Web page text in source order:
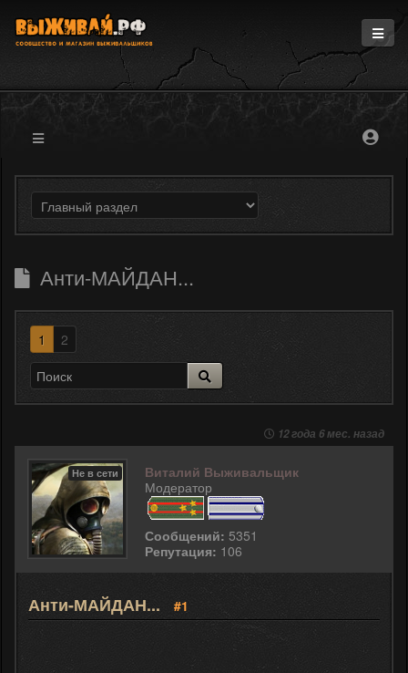
Информация
Магазин
Форум
Анти-МАЙДАН...
1 2
12 года 6 мес. назад
Не в сети
Виталий Выживальщик
Модератор
Сообщений: 5351
Репутация: 106
Анти-МАЙДАН... #1